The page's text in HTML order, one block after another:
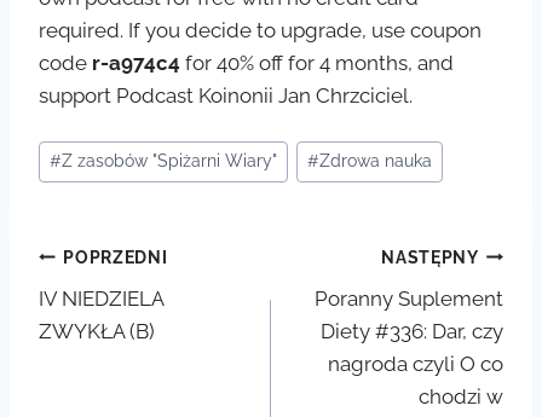
required. If you decide to upgrade, use coupon
code r-a974c4 for 40% off for 4 months, and
support Podcast Koinonii Jan Chrzciciel.
Tagi
wpisu:
#Z zasobów "Spiżarni Wiary" #Zdrowa nauka
Nawigacja
wpisu
POPRZEDNI
IV NIEDZIELA
ZWYKŁA (B)
NASTĘPNY
Poranny Suplement
Diety #336: Dar, czy
nagroda czyli O co
chodzi w